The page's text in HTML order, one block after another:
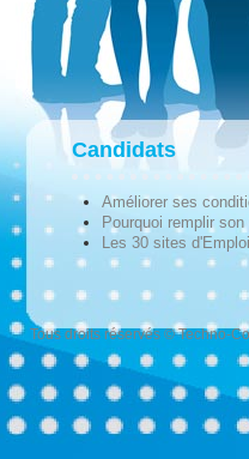
Candidats
Améliorer ses
Pourquoi remplir
Les 30 sites
Tous droits réservés © Techno-